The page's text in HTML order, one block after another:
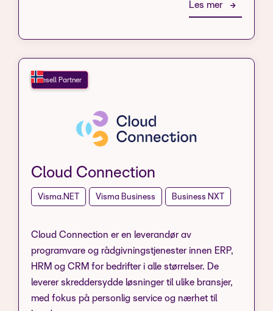
Les mer
Resell Partner
Cloud Connection
Visma.NET Visma Business Business NXT
Cloud Connection er en leverandør av
programvare og rådgivningstjenester innen ERP,
HRM og CRM for bedrifter i alle størrelser. De
leverer skreddersydde løsninger til ulike bransjer,
med fokus på personlig service og nærhet til